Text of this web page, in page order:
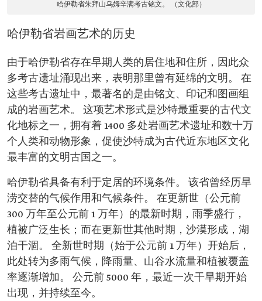
哈伊勒省朱拜山乌姆辛满考古铭文。 （文化部）
哈伊勒省岩画艺术的历史
由于哈伊勒省存在早期人类的居住地和住所，因此众
多考古遗址涌现出来，表明那里曾有延绵的文明。 在
这些考古遗址中，最著名的是由铭文、印记和图画组
成的岩画艺术。 这项艺术形式是沙特最重要的古代文
化地标之一，拥有着 1400 多处岩画艺术遗址和数十万
个人类和动物形象，促使沙特成为古代近东地区文化
最丰富的文明古国之一。
哈伊勒省具备有利于定居的环境条件。 该省曾经历旱
涝交替的气候作用和气候条件。 在更新世（公元前
300 万年至公元前 1 万年）的最新时期，雨季盛行，
植被广泛生长；而在更新世其他时期，沙漠形成，湖
泊干涸。 全新世时期（始于公元前 1 万年）开始后，
此处转为多雨气候，降雨量、山谷水流量和植被覆盖
率逐渐增加。 公元前 5000 年，最近一次干旱期开始
出现，并持续至今。